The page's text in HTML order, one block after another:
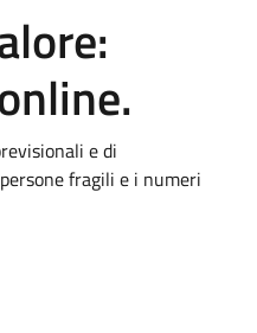
e di
fragili e i numeri